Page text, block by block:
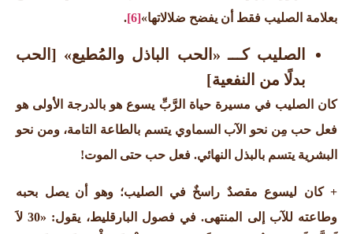
بعلامة الصليب فقط أن يفضح ضلالاتها»[6]
.
الصليب كـــ «الحب الباذل والمُطيع» [الحب
بدلًا من النفعية]
كان الصليب في مسيرة حياة الرَّبِّ يسوع هو بالدرجة الأولى هو
فعل حب مِن نحو الآب السماوي يتسم بالطاعة التامة، ومن نحو
البشرية يتسم بالبذل النهائي.فعل حب حتى الموت!
+ كان ليسوع مقصدٌ راسخٌ في الصليب؛ وهو أن يصل بحبه
وطاعته للآب إلى المنتهى. في فصول البارقليط، يقول: «30 لاَ